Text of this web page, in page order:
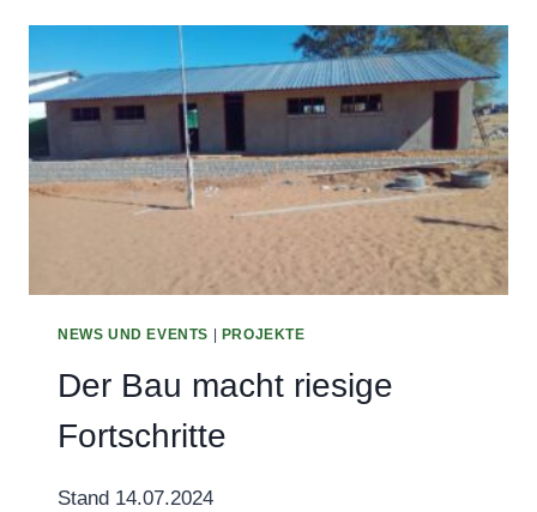
NEWS UND EVENTS PROJEKTE
Der Bau macht riesige
Fortschritte
Stand 14.07.2024